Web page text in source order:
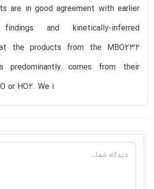
are in good agreement with earlier
findings and kinetically-inferred
the products from the MBO232
predominantly comes from their
or HO2. We i